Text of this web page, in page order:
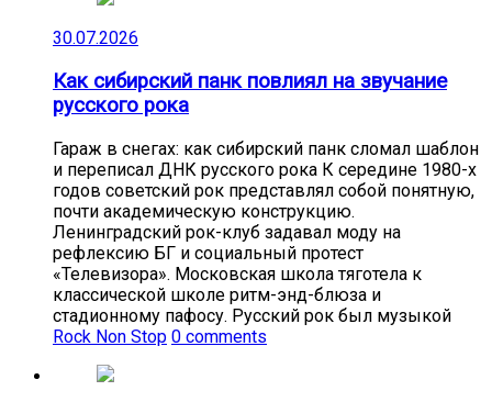
30.07.2026
Как сибирский панк повлиял на звучание
русского рока
Гараж в снегах: как сибирский панк сломал шаблон
и переписал ДНК русского рока К середине 1980-х
годов советский рок представлял собой понятную,
почти академическую конструкцию.
Ленинградский рок-клуб задавал моду на
рефлексию БГ и социальный протест
«Телевизора». Московская школа тяготела к
классической школе ритм-энд-блюза и
стадионному пафосу. Русский рок был музыкой
Rock Non Stop 0 comments